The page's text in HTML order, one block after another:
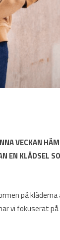
VECKAN
EN KLÄDSEL
på
vi fokuserat